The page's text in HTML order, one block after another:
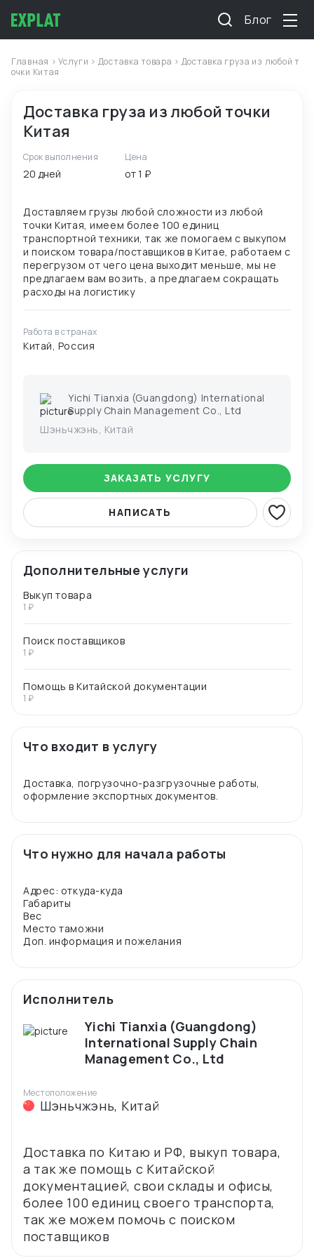
Блог
Главная >Услуги > Доставка товара > Доставка груза из любой т
очки Китая
Доставка груза из любой точки
Китая
Срок выполнения
20 дней
Цена
от 1 ₽
Доставляем грузы любой сложности из любой
точки Китая, имеем более 100 единиц
транспортной техники, так же помогаем с выкупом
и поиском товара/поставщиков в Китае, работаем с
перегрузом от чего цена выходит меньше, мы не
предлагаем вам возить, а предлагаем сокращать
расходы на логистику
Работа в странах
Китай, Россия
Yichi Tianxia (Guangdong) International
Supply Chain Management Co., Ltd
Шэньчжэнь, Китай
ЗАКАЗАТЬ УСЛУГУ
НАПИСАТЬ
Дополнительные услуги
Выкуп товара
1 ₽
Поиск поставщиков
1 ₽
Помощь в Китайской документации
1 ₽
Что входит в услугу
Доставка, погрузочно-разгрузочные работы,
Что нужно для начала работы
Адрес: откуда-куда
Габариты
Вес
Место таможни
Исполнитель
Yichi Tianxia (Guangdong)
International Supply Chain
Management Co., Ltd
Местоположение
Шэньчжэнь, Китай
Доставка по Китаю и РФ, выкуп товара,
а так же помощь с Китайской
документацией, свои склады и офисы,
более 100 единиц своего транспорта,
так же можем помочь с поиском